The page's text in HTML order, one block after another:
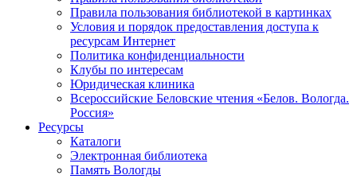
Правила пользования библиотекой в картинках
Условия и порядок предоставления доступа к
ресурсам Интернет
Политика конфиденциальности
Клубы по интересам
Юридическая клиника
Всероссийские Беловские чтения «Белов. Вологда.
Россия»
Ресурсы
Каталоги
Электронная библиотека
Память Вологды